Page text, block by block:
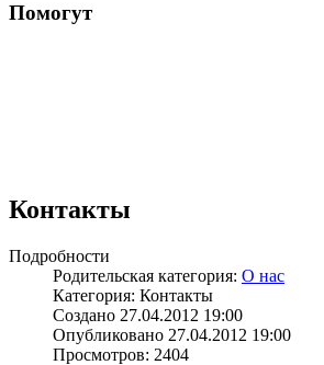
Помогут
Контакты
Подробности
Родительская категория: О нас
Категория: Контакты
Создано 27.04.2012 19:00
Опубликовано 27.04.2012 19:00
Просмотров: 2404